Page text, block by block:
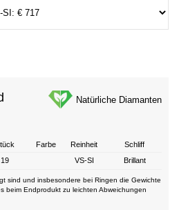
Natürliche Diamanten
Farbe Reinheit
Schliff
19 VS-SI Brillant
sind und insbesondere bei Ringen die Gewichte
beim Endprodukt zu leichten Abweichungen